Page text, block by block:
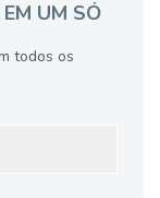
UM SÓ
todos os